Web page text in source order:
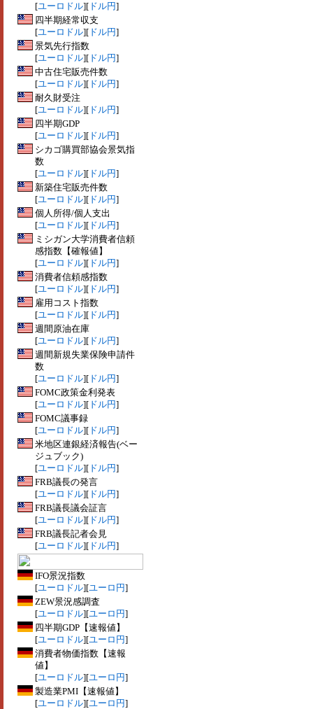
[ユーロドル][ ドル円]
四半期経常収支
[ユーロドル][ ドル円]
景気先行指数
[ユーロドル][ ドル円]
中古住宅販売件数
[ユーロドル][ ドル円]
耐久財受注
[ユーロドル][ ドル円]
四半期GDP
[ユーロドル][ ドル円]
シカゴ購買部協会景気指
数
[ユーロドル][ ドル円]
新築住宅販売件数
[ユーロドル][ ドル円]
個人所得/個人支出
[ユーロドル][ ドル円]
ミシガン大学消費者信頼
感指数【確報値】
[ユーロドル][ ドル円]
消費者信頼感指数
[ユーロドル][ ドル円]
雇用コスト指数
[ユーロドル][ ドル円]
週間原油在庫
[ユーロドル][ ドル円]
週間新規失業保険申請件
数
[ユーロドル][ ドル円]
FOMC政策金利発表
[ユーロドル][ ドル円]
FOMC議事録
[ユーロドル][ ドル円]
米地区連銀経済報告(ベー
ジュブック)
[ユーロドル][ ドル円]
FRB議長の発言
[ユーロドル][ ドル円]
FRB議長議会証言
[ユーロドル][ ドル円]
FRB議長記者会見
[ユーロドル][ ドル円]
IFO景況指数
[ユーロドル][ユーロ円]
ZEW景況感調査
[ユーロドル][ユーロ円]
四半期GDP【速報値】
[ユーロドル][ユーロ円]
消費者物価指数【速報
値】
[ユーロドル][ユーロ円]
製造業PMI【速報値】
[ユーロドル][ユーロ円]